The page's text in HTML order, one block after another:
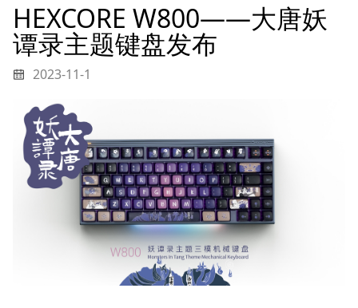
ANNE PRO
ANNE RPO 2D
ANNE RPO 2
ANNE CLASSIC
ANNE CLASSIC D87 RGB
Tools
Hexcore Link
ObinsKit
About Service
HEXCORE W800——大唐妖
谭录主题键盘发布
2023-11-1